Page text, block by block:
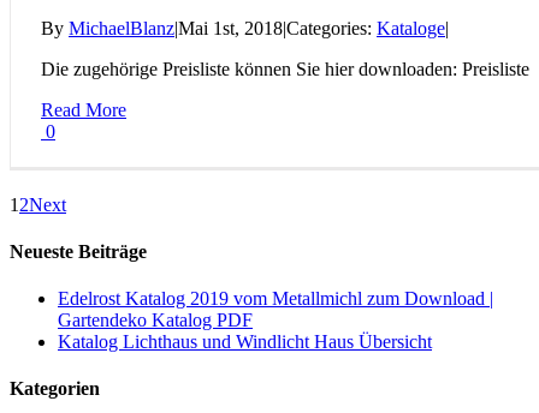
By MichaelBlanz|Mai 1st, 2018|Categories: Kataloge|
Die zugehörige Preisliste können Sie hier downloaden: Preisliste
Read More
0
1 2Next
Neueste Beiträge
Edelrost Katalog 2019 vom Metallmichl zum Download |
Gartendeko Katalog PDF
Katalog Lichthaus und Windlicht Haus Übersicht
Kategorien